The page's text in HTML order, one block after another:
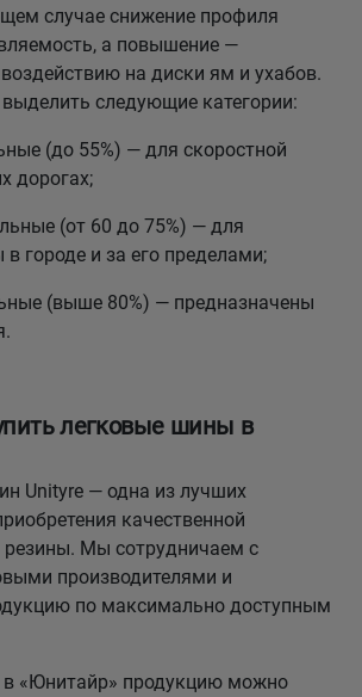
случае снижение профиля
а повышение —
на диски ям и ухабов.
следующие категории:
(до 55%) — для скоростной
дорогах;
(от 60 до 75%) — для
городе и за его пределами;
(выше 80%) — предназначены
легковые шины в
Unityre — одна из лучших
качественной
резины. Мы сотрудничаем с
производителями и
по максимально доступным
в «Юнитайр» продукцию можно